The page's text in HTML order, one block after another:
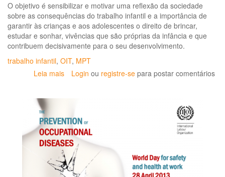
O objetivo é sensibilizar e motivar uma reflexão da sociedade
sobre as consequências do trabalho infantil e a importância de
garantir às crianças e aos adolescentes o direito de brincar,
estudar e sonhar, vivências que são próprias da infância e que
contribuem decisivamente para o seu desenvolvimento.
trabalho infantil, OIT, MPT
Leia mais sobre
Trabalho
Infantil
-
2019
Login ou registre-se para postar comentários